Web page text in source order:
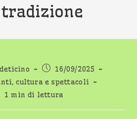
Articolo
pubblicato:
16/09/2025
cultura e spettacoli
1 min di lettura